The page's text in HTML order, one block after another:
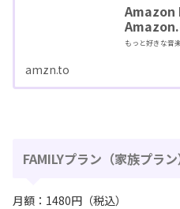
Amazon
もっと好きな音
amzn.to
FAMILYプラン（家族プラン
月額：1480円（税込）